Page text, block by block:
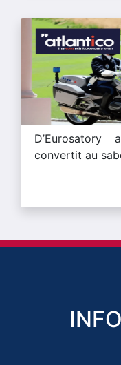
convertit au